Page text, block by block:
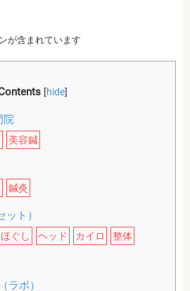
が含まれています
[hide]
院
美容鍼
鍼灸
ト）
ぐし ヘッド カイロ
整体
ラボ）